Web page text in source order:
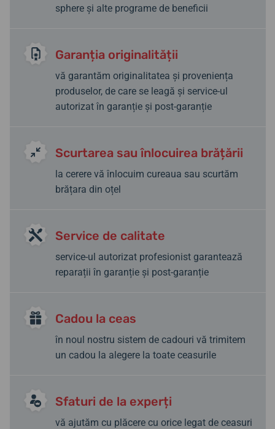
sphere și alte programe de beneficii
Garanția originalității
vă garantăm originalitatea și proveniența
produselor, de care se leagă și service-ul
autorizat în garanție și post-garanție
Scurtarea sau înlocuirea brățării
la cerere vă înlocuim cureaua sau scurtăm
brățara din oțel
Service de calitate
service-ul autorizat profesionist garantează
reparații în garanție și post-garanție
Cadou la ceas
în noul nostru sistem de cadouri vă trimitem
un cadou la alegere la toate ceasurile
Sfaturi de la experți
vă ajutăm cu plăcere cu orice legat de ceasuri